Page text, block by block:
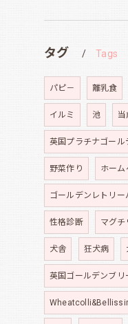
タグ Tags
パピ－ 離乳食
イルミ 池 当
英国プラチナゴール
野菜作り ホーム
ゴールデンレトリー
性格診断 マグチ
犬舎 狂犬病
英国ゴールデンブリ